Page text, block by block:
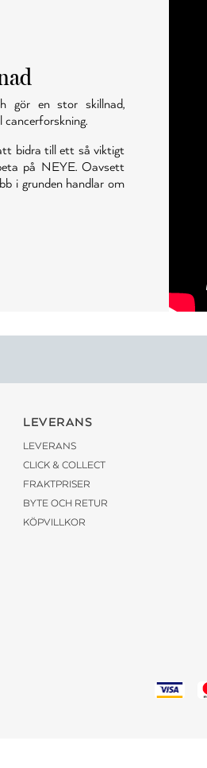
gör en stor skillnad,
bidra till ett så viktigt
på NEYE. Oavsett
i grunden handlar om
LEVERANS
LEVERANS
CLICK & COLLECT
FRAKTPRISER
BYTE OCH RETUR
KÖPVILLKOR